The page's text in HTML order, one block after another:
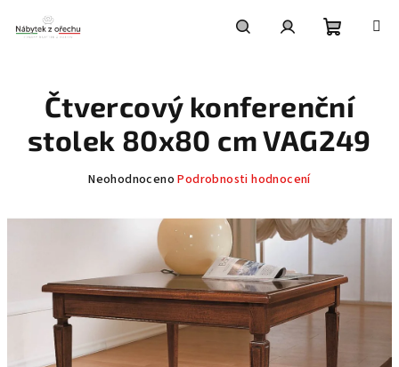
obsah
košík
Čtvercový konferenční
stolek 80x80 cm VAG249
Průměrné
produktu
5
hvězdiček.
Neohodnoceno Podrobnosti hodnocení